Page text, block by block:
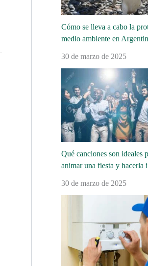
Cómo se lleva a cabo la
medio ambiente en
30 de marzo de 2025
Qué canciones son ideales
animar una fiesta y hacerla
30 de marzo de 2025